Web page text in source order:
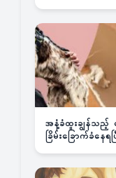
အနံ့ခံထူးချွန်သည့်
ခြိမ်းခြောက်ခံန